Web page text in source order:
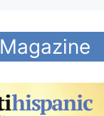
Magazine